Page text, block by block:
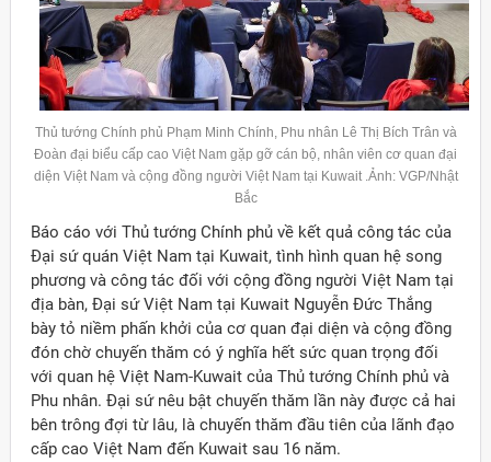
Thủ tướng Chính phủ Phạm Minh Chính, Phu nhân Lê Thị Bích Trân và
Đoàn đại biểu cấp cao Việt Nam gặp gỡ cán bộ, nhân viên cơ quan đại
diện Việt Nam và cộng đồng người Việt Nam tại Kuwait .Ảnh: VGP/Nhật
Bắc
Báo cáo với Thủ tướng Chính phủ về kết quả công tác của
Đại sứ quán Việt Nam tại Kuwait, tình hình quan hệ song
phương và công tác đối với cộng đồng người Việt Nam tại
địa bàn, Đại sứ Việt Nam tại Kuwait Nguyễn Đức Thắng
bày tỏ niềm phấn khởi của cơ quan đại diện và cộng đồng
đón chờ chuyến thăm có ý nghĩa hết sức quan trọng đối
với quan hệ Việt Nam-Kuwait của Thủ tướng Chính phủ và
Phu nhân. Đại sứ nêu bật chuyến thăm lần này được cả hai
bên trông đợi từ lâu, là chuyến thăm đầu tiên của lãnh đạo
cấp cao Việt Nam đến Kuwait sau 16 năm.